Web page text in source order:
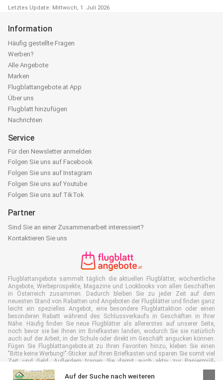
Letztes Update: Mittwoch, 1. Juli 2026
Auf der Suche nach weiteren
Information
Häufig gestellte Fragen
Werben?
Alle Angebote
Marken
Flugblattangebote.at App
Über uns
Flugblatt hinzufügen
Nachrichten
Service
Für den Newsletter anmelden
Folgen Sie uns auf Facebook
Folgen Sie uns auf Instagram
Folgen Sie uns auf Youtube
Folgen Sie uns auf TikTok
Partner
Sind Sie an einer Zusammenarbeit interessiert?
Kontaktieren Sie uns
Flugblattangebote sammelt täglich die aktuellen Flugblätter, wöchentliche
Angebote, Werbeprospekte, Magazine und Lookbooks von allen Geschäften
in Österreich zusammen. Dadurch bleiben Sie zu jeder Zeit auf dem
neuesten Stand von Rabatten und Angeboten der Flugblätter und finden ganz
leicht ein spezielles Angebot, eine besondere Flugblattaktion oder einen
besonderen Rabatt während des Schlussverkaufs in Geschäften in Ihrer
Nähe. Häufig finden Sie neue Flugblätter als allererstes auf unserer Seite,
noch bevor sie bei Ihnen im Briefkasten landen, wodurch Sie sie natürlich
auch auf der Arbeit, in der Schule oder direkt im Geschäft angucken können.
Fügen Sie Flugblattangebote.at zu Ihren Favoriten hinzu, kleben Sie einen
"Bitte keine Werbung!"-Sticker auf Ihren Briefkasten und sparen Sie somit viel
Zeit und Geld. Außerdem tragen Sie damit auch aktiv zur Papiermüll-
Reduktion bei, was gut für unsere Umwelt ist.